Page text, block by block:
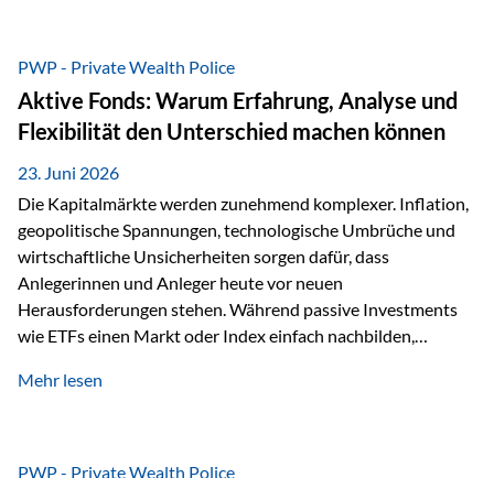
Nostalgie dar, sondern ist die modernste und strategisch
klügste Antwort auf globale Instabilität. Physische Werte
und der richtige Rechtsstandort sind heute keine bloße
Option mehr, sondern eine strategische Notwendigkeit. 1.
Der massive Aufwand hinter einem winzigen…
PWP - Private Wealth Police
Aktive Fonds: Warum Erfahrung, Analyse und
Flexibilität den Unterschied machen können
23. Juni 2026
Die Kapitalmärkte werden zunehmend komplexer. Inflation,
geopolitische Spannungen, technologische Umbrüche und
wirtschaftliche Unsicherheiten sorgen dafür, dass
Anlegerinnen und Anleger heute vor neuen
Herausforderungen stehen. Während passive Investments
wie ETFs einen Markt oder Index einfach nachbilden,
setzen auf die Expertise erfahrener Fondsmanager, die
Veränderungen geprägt ist, kann diese aktive
Mehr lesen
PWP - Private Wealth Police